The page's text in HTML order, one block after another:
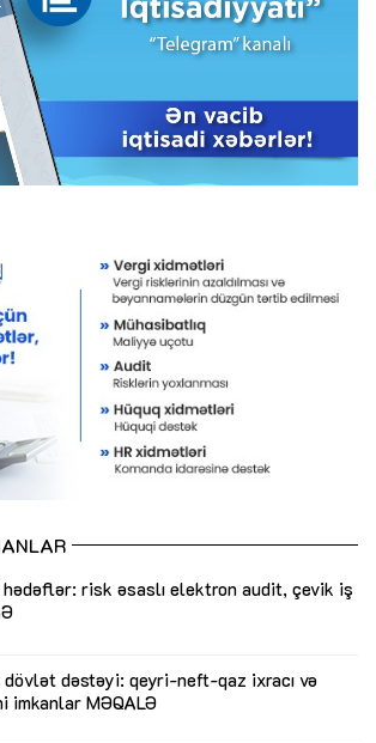
risk əsaslı elektron audit, çevik iş
dövlət dəstəyi: qeyri-neft-qaz ixracı və
imkanlar MƏQALƏ